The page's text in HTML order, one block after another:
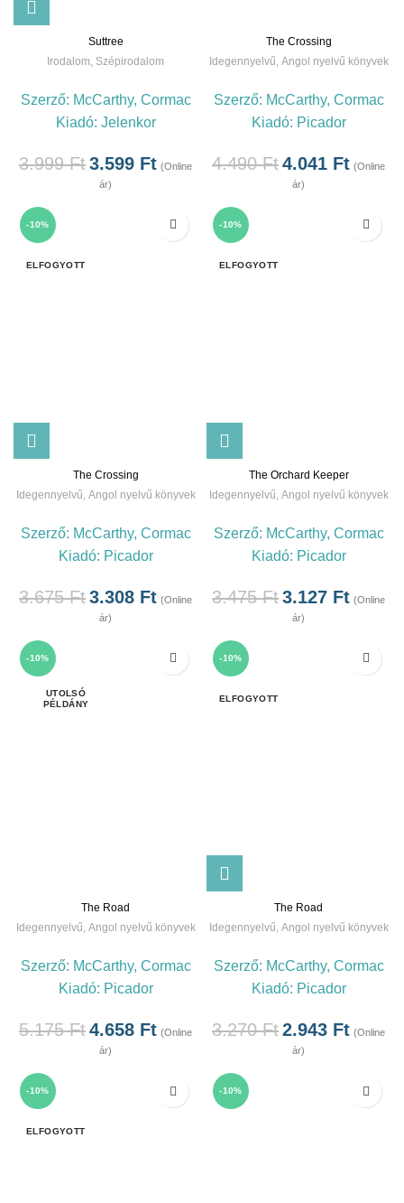
Suttree
Irodalom, Szépirodalom
Szerző: McCarthy, Cormac
Kiadó: Jelenkor
3.999Ft3.599 Ft (Online
ár)
The Crossing
Idegennyelvű, Angol nyelvű könyvek
Szerző: McCarthy, Cormac
Kiadó: Picador
4.490Ft4.041 Ft (Online
ár)
-10%
ELFOGYOTT
The Crossing
Idegennyelvű Angol nyelvű könyvek
Szerző: McCarthy, Cormac
Kiadó: Picador
3.675Ft3.308 Ft (Online
ár)
-10%
ELFOGYOTT
The Orchard Keeper
Idegennyelvű Angol nyelvű könyvek
Szerző: McCarthy, Cormac
Kiadó: Picador
3.475Ft3.127 Ft (Online
ár)
-10%
The Road
Idegennyelvű, Angol nyelvű könyvek
Szerző: McCarthy, Cormac
Kiadó: Picador
5.175Ft4.658 Ft (Online
ár)
-10%
ELFOGYOTT
The Road
Idegennyelvű, Angol nyelvű könyvek
Szerző: McCarthy, Cormac
Kiadó: Picador
3.270Ft2.943 Ft (Online
ár)
-10%
ELFOGYOTT
-10%